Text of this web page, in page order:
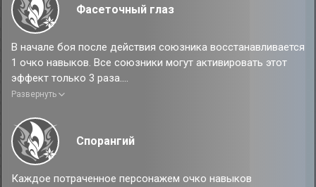
Фасеточный глаз
В начале боя после действия союзника восстанавливается
1 очко навыков. Все союзники могут активировать этот
эффект только 3 раза.
В начале боя после действия союзника восстанавливается
1 очко навыков. Все союзники могут активировать этот
эффект только 5 раз.
Развернуть
Спорангий
Каждое потраченное персонажем очко навыков